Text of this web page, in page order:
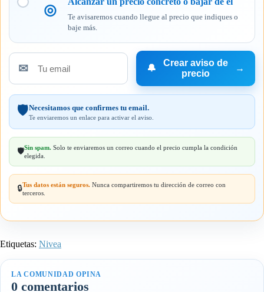
◎
Te avisaremos cuando llegue al precio que indiques o
baje más.
Tu
email
✉ 🔔
Crear aviso de
precio
→
🛡️Necesitamos que confirmes tu email.
Te enviaremos un enlace para activar el aviso.
🛡️Sin spam. Solo te enviaremos un correo cuando el precio cumpla la condición
elegida.
🔒Tus datos están seguros. Nunca compartiremos tu dirección de correo con
terceros.
Etiquetas: Nivea
LA COMUNIDAD OPINA
0 comentarios